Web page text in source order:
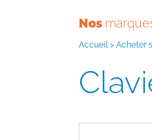
Nos
Accueil > Acheter